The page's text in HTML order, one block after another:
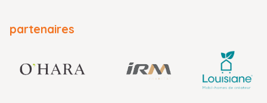
partenaires